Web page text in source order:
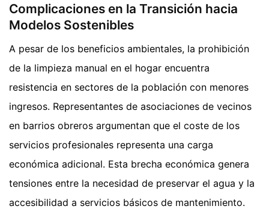
Complicaciones en la Transición hacia
Modelos Sostenibles
A pesar de los beneficios ambientales, la prohibición
de la limpieza manual en el hogar encuentra
resistencia en sectores de la población con menores
ingresos. Representantes de asociaciones de vecinos
en barrios obreros argumentan que el coste de los
servicios profesionales representa una carga
económica adicional. Esta brecha económica genera
tensiones entre la necesidad de preservar el agua y la
accesibilidad a servicios básicos de mantenimiento.